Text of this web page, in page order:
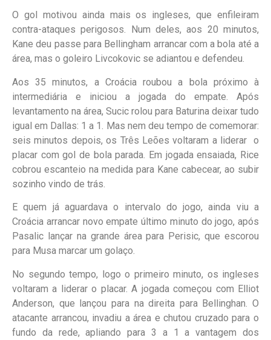
O gol motivou ainda mais os ingleses, que enfileiram
contra-ataques perigosos. Num deles, aos 20 minutos,
Kane deu passe para Bellingham arrancar com a bola até a
área, mas o goleiro Livcokovic se adiantou e defendeu.
Aos 35 minutos, a Croácia roubou a bola próximo à
intermediária e iniciou a jogada do empate. Após
levantamento na área, Sucic rolou para Baturina deixar tudo
igual em Dallas: 1 a 1. Mas nem deu tempo de comemorar:
seis minutos depois, os Três Leões voltaram a liderar o
placar com gol de bola parada. Em jogada ensaiada, Rice
cobrou escanteio na medida para Kane cabecear, ao subir
sozinho vindo de trás.
E quem já aguardava o intervalo do jogo, ainda viu a
Croácia arrancar novo empate último minuto do jogo, após
Pasalic lançar na grande área para Perisic, que escorou
para Musa marcar um golaço.
No segundo tempo, logo o primeiro minuto, os ingleses
voltaram a liderar o placar. A jogada começou com Elliot
Anderson, que lançou para na direita para Bellinghan. O
atacante arrancou, invadiu a área e chutou cruzado para o
fundo da rede, apliando para 3 a 1 a vantagem dos